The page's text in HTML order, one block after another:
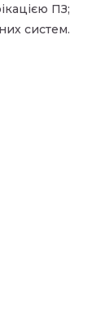
ПЗ;
систем.